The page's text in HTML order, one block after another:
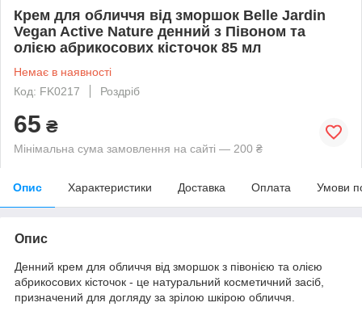
Крем для обличчя від зморшок Belle Jardin
Vegan Active Nature денний з Півоном та
олією абрикосових кісточок 85 мл
Немає в наявності
Код: FK0217
Роздріб
65 ₴
Мінімальна сума замовлення на сайті — 200 ₴
Опис Характеристики Доставка Оплата Умови
Опис
Денний крем для обличчя від зморшок з півонією та олією
абрикосових кісточок - це натуральний косметичний засіб,
призначений для догляду за зрілою шкірою обличчя.